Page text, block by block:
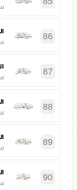
86
87
88
89
90